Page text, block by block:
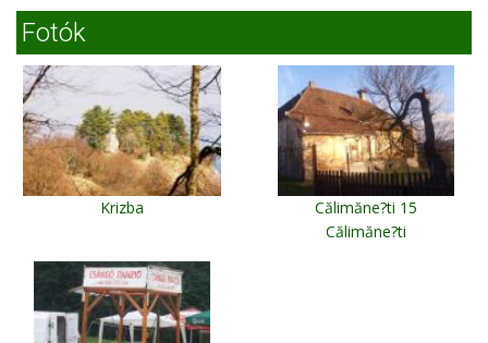
Fotók
Krizba
Călimăne?ti 15
Călimăne?ti